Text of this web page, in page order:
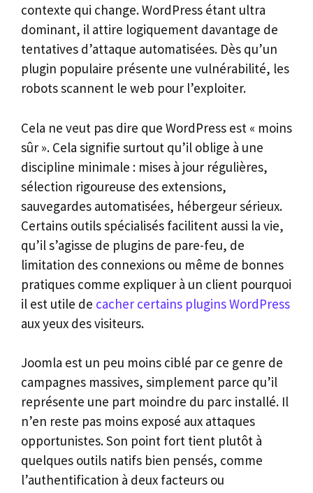
contexte qui change. WordPress étant ultra
dominant, il attire logiquement davantage de
tentatives d’attaque automatisées. Dès qu’un
plugin populaire présente une vulnérabilité, les
robots scannent le web pour l’exploiter.
Cela ne veut pas dire que WordPress est « moins
sûr ». Cela signifie surtout qu’il oblige à une
discipline minimale : mises à jour régulières,
sélection rigoureuse des extensions,
sauvegardes automatisées, hébergeur sérieux.
Certains outils spécialisés facilitent aussi la vie,
qu’il s’agisse de plugins de pare-feu, de
limitation des connexions ou même de bonnes
pratiques comme expliquer à un client pourquoi
il est utile de cacher certains plugins WordPress
aux yeux des visiteurs.
Joomla est un peu moins ciblé par ce genre de
campagnes massives, simplement parce qu’il
représente une part moindre du parc installé. Il
n’en reste pas moins exposé aux attaques
opportunistes. Son point fort tient plutôt à
quelques outils natifs bien pensés, comme
l’authentification à deux facteurs ou